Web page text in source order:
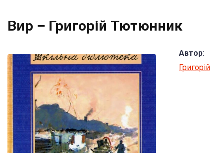
Вир – Григорій Тютюнник
Автор:
Григорій